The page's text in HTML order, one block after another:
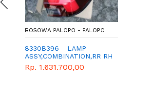
BOSOWA PALOPO - PALOPO
8330B396 - LAMP
ASSY,COMBINATION,RR RH
Rp. 1.631.700,00